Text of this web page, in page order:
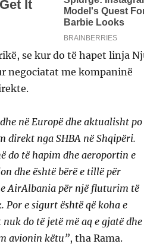
se kur do të hapet linja
negociatat me kompaninë
në Europë dhe aktualisht po
direkt nga SHBA në Shqipëri.
do të hapim dhe aeroportin e
dhe është bërë e tillë për
AirAlbania për një fluturim të
e sigurt është që koha e
do të jetë më aq e gjatë dhe
avionin këtu”, tha Rama.